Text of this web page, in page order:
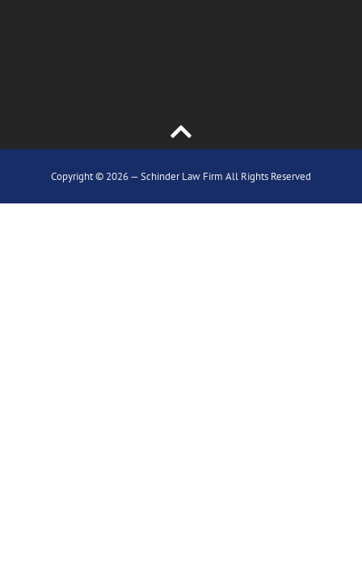
Copyright © 2026 — Schinder Law Firm All Rights Reserved